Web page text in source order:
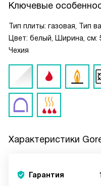
Ключевые
Тип плиты: газовая, Тип
Цвет: белый, Ширина, см:
Чехия
Характеристики
Гарантия